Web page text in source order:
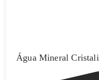
Água Mineral